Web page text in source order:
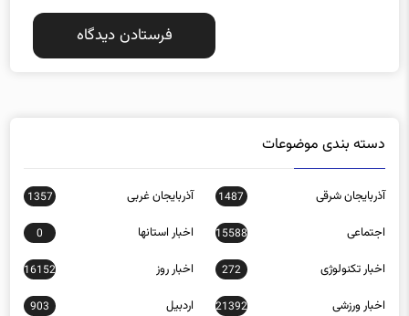
دسته بندی موضوعات
آذربایجان شرقی 1487 آذربایجان غربی 1357
اجتماعی 15588 اخبار استانها 0
اخبار تکنولوژی 272 اخبار روز 16152
اخبار ورزشی 21392 اردبیل 903